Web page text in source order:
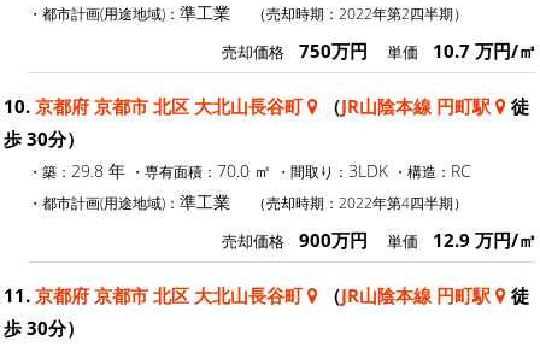
・都市計画(用途地域)： 準工業 （売却時期：2022年第2四半期）
売却価格 750万円 単価 10.7 万円/㎡
10. 京都府 京都市 北区 大北山長谷町 （JR山陰本線 円町駅
徒
歩 30分）
・築： 29.8 年 ・専有面積： 70.0 ㎡ ・間取り： 3LDK ・構造： RC
・都市計画(用途地域)： 準工業 （売却時期：2022年第4四半期）
売却価格 900万円 単価 12.9 万円/㎡
11. 京都府 京都市 北区 大北山長谷町 （JR山陰本線 円町駅
徒
歩 30分）